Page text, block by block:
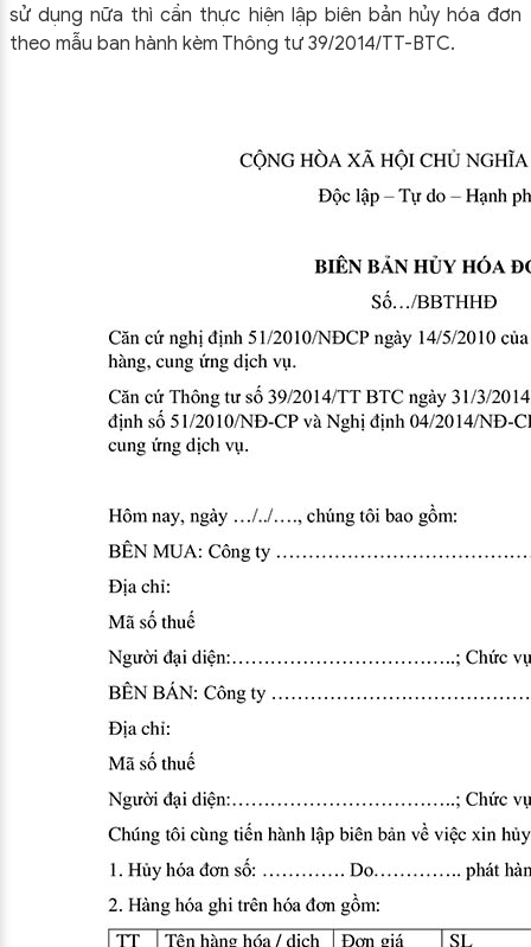
sử dụng nữa thì cần thực hiện lập biên bản hủy hóa đơn
theo mẫu ban hành kèm Thông tư 39/2014/TT-BTC.